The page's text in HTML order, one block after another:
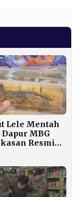
Lele Mentah
MBG
Resmi